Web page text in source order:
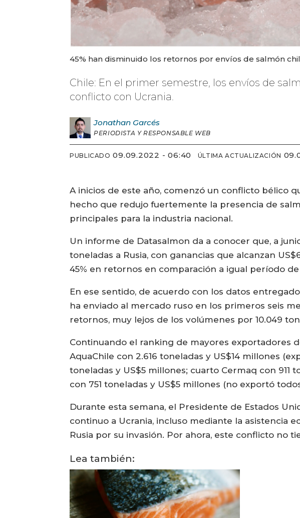
45% han disminuido los retornos por envíos de salmón
Chile: En el primer semestre, los envíos de
conflicto con Ucrania.
Jonathan Garcés
PERIODISTA Y RESPONSABLE WEB
PUBLICADO 09.09.2022 - 06:40 ÚLTIMA ACTUALIZACIÓN
A inicios de este año, comenzó un conflicto bélico
hecho que redujo fuertemente la presencia de
principales para la industria nacional.
Un informe de Datasalmon da a conocer que, a
toneladas a Rusia, con ganancias que alcanzan
45% en retornos en comparación a igual período de
En ese sentido, de acuerdo con los datos
ha enviado al mercado ruso en los primeros seis
retornos, muy lejos de los volúmenes por 10.049
Continuando el ranking de mayores exportadores
AquaChile con 2.616 toneladas y US$14 millones
toneladas y US$5 millones; cuarto Cermaq con
con 751 toneladas y US$5 millones (no exportó
Durante esta semana, el Presidente de Estados
continuo a Ucrania, incluso mediante la asistencia
Rusia por su invasión. Por ahora, este conflicto no
Lea también: